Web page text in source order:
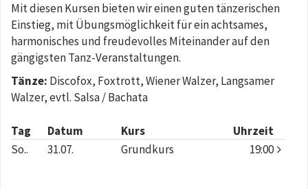
Mit diesen Kursen bieten wir einen guten tänzerischen
Einstieg, mit Übungsmöglichkeit für ein achtsames,
harmonisches und freudevolles Miteinander auf den
gängigsten Tanz-Veranstaltungen.
Tänze: Discofox, Foxtrott, Wiener Walzer, Langsamer
Walzer, evtl. Salsa / Bachata
Tag Datum Kurs
Uhrzeit
So..
31.07. Grundkurs 19:00